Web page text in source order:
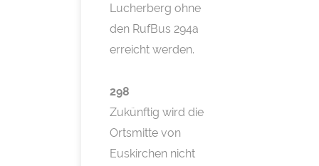
Lucherberg ohne
den RufBus 294a
erreicht werden.
298
Zukünftig wird die
Ortsmitte von
Euskirchen nicht